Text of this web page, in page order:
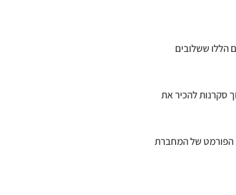
הללו ששלובים
סקרנות להכיר את
הפורמט של המחברת